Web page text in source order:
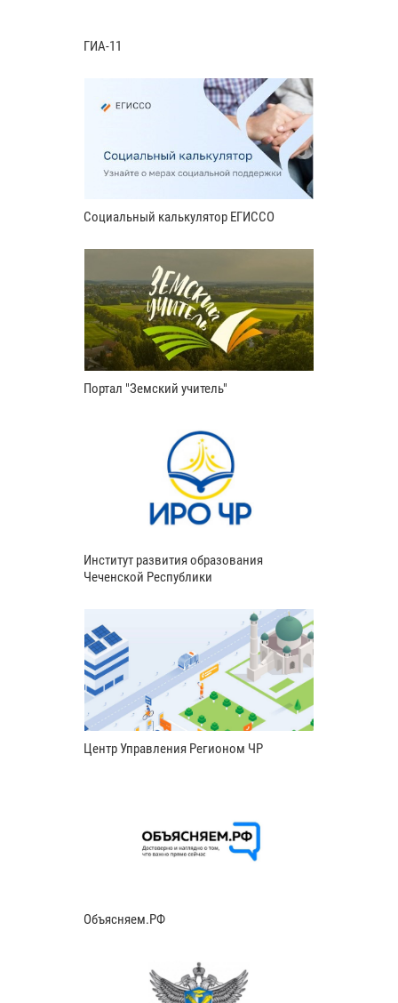
ГИА-11
Социальный калькулятор ЕГИССО
Портал "Земский учитель"
Институт развития образования
Чеченской Республики
Центр Управления Регионом ЧР
Объясняем.РФ